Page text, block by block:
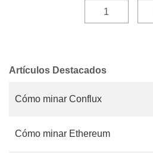
1
Artículos Destacados
Cómo minar Conflux
Cómo minar Ethereum